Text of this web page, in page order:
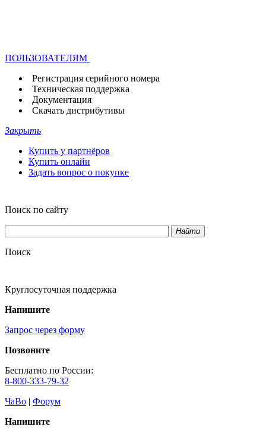
ПОЛЬЗОВАТЕЛЯМ
Регистрация серийного номера
Техническая поддержка
Документация
Скачать дистрибутивы
Закрыть
Купить у партнёров
Купить онлайн
Задать вопрос о покупке
Поиск по сайту
Найти
Поиск
Круглосуточная поддержка
Напишите
Запрос через форму
Позвоните
Бесплатно по России:
8-800-333-79-32
ЧаВо | Форум
Напишите